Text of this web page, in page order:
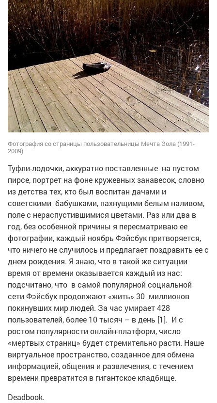
Фотография со страницы пользовательницы Мечта Эола (1991-
2009)
Туфли-лодочки, аккуратно поставленные на пустом
пирсе, портрет на фоне кружевных занавесок, словно
из детства тех, кто был воспитан дачами и
советскими бабушками, пахнущими белым наливом,
поле с нераспустившимися цветами. Раз или два в
год, без особенной причины я пересматриваю ее
фотографии, каждый ноябрь Фэйсбук притворяется,
что ничего не случилось и предлагает поздравить ее с
днем рождения. Я знаю, что в такой же ситуации
время от времени оказывается каждый из нас:
подсчитано, что в самой популярной социальной
сети Фэйсбук продолжают «жить» 30 миллионов
покинувших мир людей. За час умирает 428
пользователей, более 10 тысяч – в день [1]. И с
ростом популярности онлайн-платформ, число
«мертвых страниц» будет стремительно расти. Наше
виртуальное пространство, созданное для обмена
информацией, общения и развлечения, с течением
времени превратится в гигантское кладбище.
Deadbook.